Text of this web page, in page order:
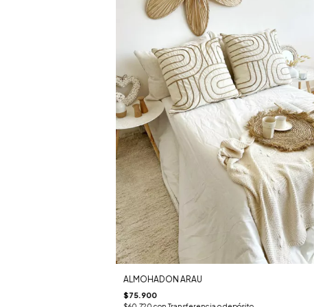
ALMOHADON ARAU
$75.900